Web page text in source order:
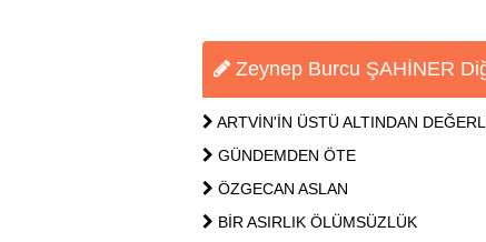
Zeynep Burcu ŞAHİNER
ARTVİN'İN ÜSTÜ ALTINDAN
GÜNDEMDEN ÖTE
ÖZGECAN ASLAN
BİR ASIRLIK ÖLÜMSÜZLÜK